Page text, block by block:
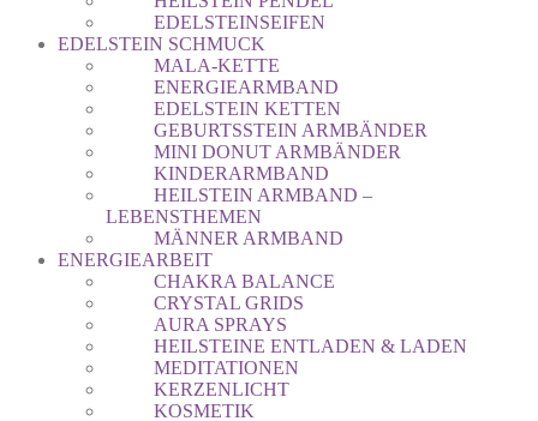
EDELSTEINSEIFEN
EDELSTEIN SCHMUCK
MALA-KETTE
ENERGIEARMBAND
EDELSTEIN KETTEN
GEBURTSSTEIN ARMBÄNDER
MINI DONUT ARMBÄNDER
KINDERARMBAND
HEILSTEIN ARMBAND –
LEBENSTHEMEN
MÄNNER ARMBAND
ENERGIEARBEIT
CHAKRA BALANCE
CRYSTAL GRIDS
AURA SPRAYS
HEILSTEINE ENTLADEN & LADEN
MEDITATIONEN
KERZENLICHT
KOSMETIK